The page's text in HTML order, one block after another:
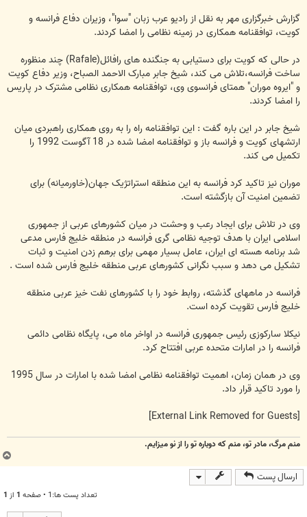
گزارش خبرگزاری مهر به نقل از رادیو عرب زبان "سوا"، وزیران دفاع فرانسه و
کویت، توافقنامه همکاری در زمینه نظامی را امضا کردند.
در حالی که کویت برای دستیابی به جنگنده های رافائل(Rafale) چند منظوره
ساخت فرانسه،تلاش می کند، شیخ جابر مبارک الاحمد الصباح، وزیر دفاع کویت
و "ایروه موران" همتای فرانسوی وی، توافقنامه همکاری نظامی مشترک در پاریس
را امضا کردند.
شیخ جابر در این باره گفت : این توافقنامه راه را به روی همکاری راهبردی میان
ارتشهای کویت و فرانسه باز و توافقنامه امضا شده در 18 آگوست 1992 را
تکمیل می کند.
موران نیز تاکید کرد فرانسه به این منطقه استراتژیک جهان(خاورمیانه) برای
تضمین امنیت آن بازگشته است.
وی در تلاش برای ایجاد رعب و وحشت در میان کشورهای عربی از جمهوری
اسلامی ایران با هدف توجیه نظامی گری فرانسه در منطقه خلیج فارس مدعی
شد برنامه هسته ای ایران، عامل بسیار مهمی برای برهم زدن امنیت و ثبات
تشکیل می دهد و سبب نگرانی کشورهای عربی منطقه خلیج فارس شده است .
فرانسه در ماههای گذشته، روابط خود را با کشورهای نفت خیز عربی منطقه
خلیج فارس تقویت کرده است.
نیکلا سارکوزی رئیس جمهوری فرانسه در اواخر ماه می، پایگاه نظامی دائمی
فرانسه را در امارات متحده عربی افتتاح کرد.
وی در همان زمان، اهمیت توافقنامه نظامی امضا شده با امارات در سال 1995
را مورد تاکید قرار داد.
[External Link Removed for Guests]
منم مرگ، مادر تو، منم که دوباره تو را از نو میزایم.
ارسال پست
تعداد پست ها:1 • صفحه 1 از 1